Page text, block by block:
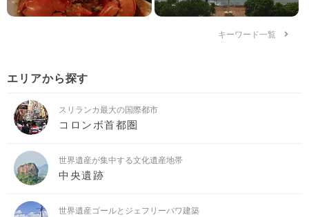
キーワード一覧
エリアから探す
スリランカ最大の国際都市
コロンボ首都圏
世界遺産が集中する文化遺産地帯
中央遺跡
世界遺産ゴールとジェフリーバワ建築